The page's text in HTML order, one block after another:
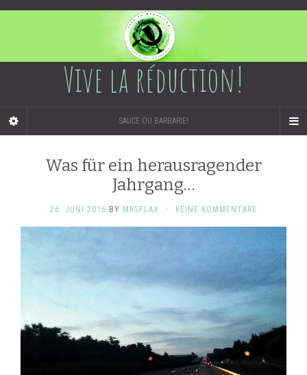
Vive la réduction!
SAUCE OU BARBARIE!
Was für ein herausragender
Jahrgang…
26. JUNI 2016 BY MRSFLAX · KEINE KOMMENTARE